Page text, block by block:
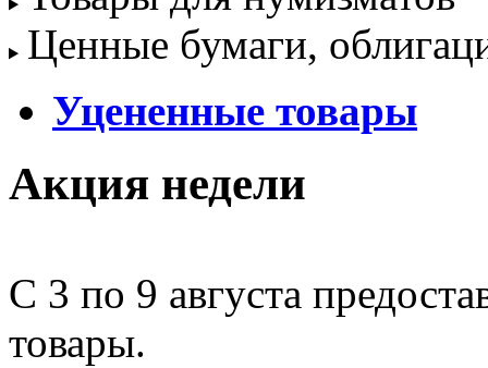
Ценные бумаги,
Уцененные товары
Акция недели
С 3 по 9 августа
товары.